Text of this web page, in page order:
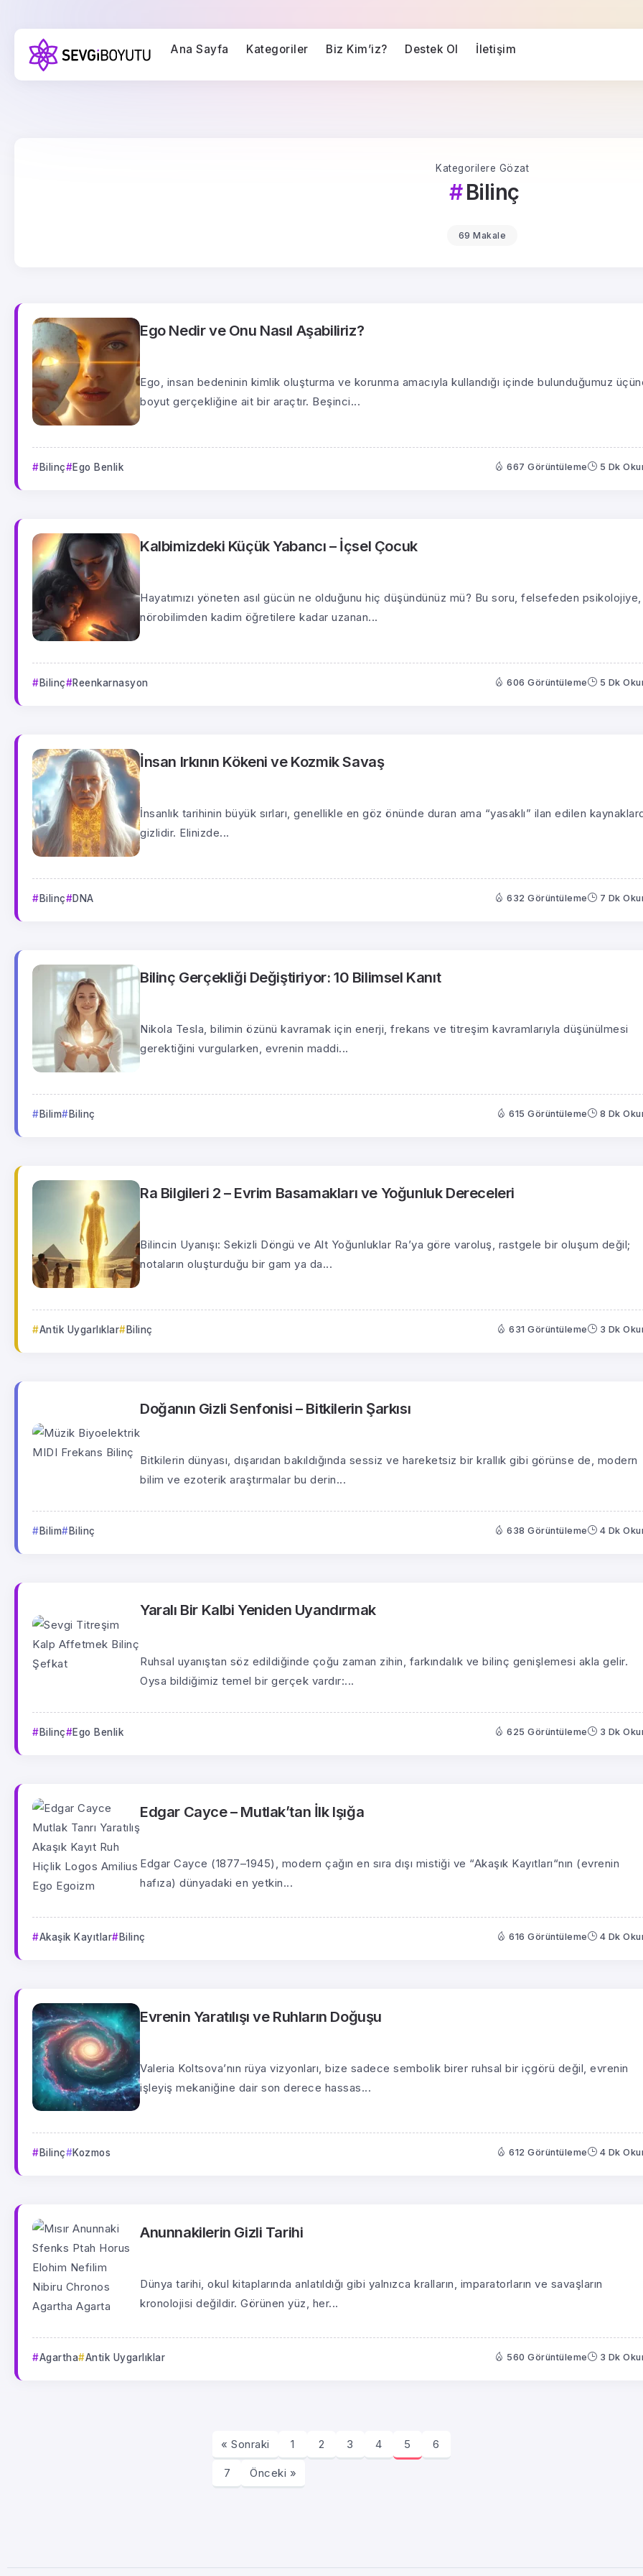
Ana Sayfa Kategoriler Biz Kim’iz? Destek Ol İletişim
Kategorilere Gözat
Bilinç
69 Makale
Ego Nedir ve Onu Nasıl Aşabiliriz?
Ego, insan bedeninin kimlik oluşturma ve korunma amacıyla kullandığı içinde bulunduğumuz
boyut gerçekliğine ait bir araçtır. Beşinci...
Bilinç Ego Benlik 667 Görüntüleme 5 Dk
Kalbimizdeki Küçük Yabancı – İçsel Çocuk
Hayatımızı yöneten asıl gücün ne olduğunu hiç düşündünüz mü? Bu soru, felsefeden psikolojiye,
nörobilimden kadim öğretilere kadar uzanan...
Bilinç Reenkarnasyon 606 Görüntüleme 5 Dk
İnsan Irkının Kökeni ve Kozmik Savaş
İnsanlık tarihinin büyük sırları, genellikle en göz önünde duran ama “yasaklı” ilan edilen
gizlidir. Elinizde...
Bilinç DNA 632 Görüntüleme 7 Dk
Bilinç Gerçekliği Değiştiriyor: 10 Bilimsel Kanıt
Nikola Tesla, bilimin özünü kavramak için enerji, frekans ve titreşim kavramlarıyla düşünülmesi
gerektiğini vurgularken, evrenin maddi...
Bilim Bilinç 615 Görüntüleme 8 Dk
Ra Bilgileri 2 – Evrim Basamakları ve Yoğunluk Dereceleri
Bilincin Uyanışı: Sekizli Döngü ve Alt Yoğunluklar Ra’ya göre varoluş, rastgele bir oluşum değil;
notaların oluşturduğu bir gam ya da...
Antik Uygarlıklar Bilinç 631 Görüntüleme 3 Dk
Doğanın Gizli Senfonisi – Bitkilerin Şarkısı
Bitkilerin dünyası, dışarıdan bakıldığında sessiz ve hareketsiz bir krallık gibi görünse de, modern
bilim ve ezoterik araştırmalar bu derin...
Bilim Bilinç 638 Görüntüleme 4 Dk
Yaralı Bir Kalbi Yeniden Uyandırmak
Ruhsal uyanıştan söz edildiğinde çoğu zaman zihin, farkındalık ve bilinç genişlemesi akla gelir.
Oysa bildiğimiz temel bir gerçek vardır:...
Bilinç Ego Benlik 625 Görüntüleme 3 Dk
Edgar Cayce – Mutlak’tan İlk Işığa
Edgar Cayce (1877–1945), modern çağın en sıra dışı mistiği ve “Akaşık Kayıtları“nın (evrenin
hafıza) dünyadaki en yetkin...
Akaşik Kayıtlar Bilinç 616 Görüntüleme 4 Dk
Evrenin Yaratılışı ve Ruhların Doğuşu
Valeria Koltsova’nın rüya vizyonları, bize sadece sembolik birer ruhsal bir içgörü değil, evrenin
işleyiş mekaniğine dair son derece hassas...
Bilinç Kozmos 612 Görüntüleme 4 Dk
Anunnakilerin Gizli Tarihi
Dünya tarihi, okul kitaplarında anlatıldığı gibi yalnızca kralların, imparatorların ve savaşların
kronolojisi değildir. Görünen yüz, her...
Agartha Antik Uygarlıklar 560 Görüntüleme 3 Dk
« Sonraki 1 2 3 4 5 6
7 Önceki »